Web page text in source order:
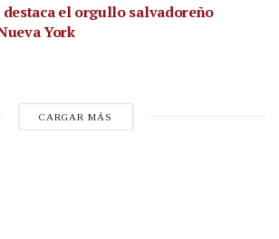
el orgullo salvadoreño
York
CARGAR MÁS